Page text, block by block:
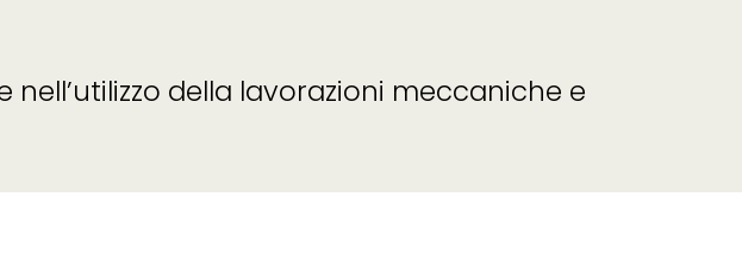
della lavorazioni meccaniche e